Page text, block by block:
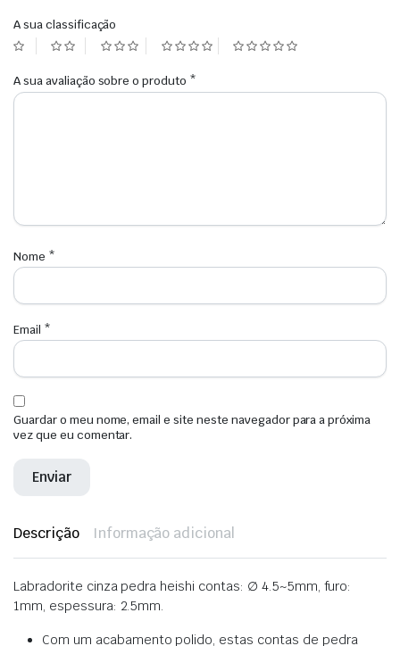
A sua classificação
A sua avaliação sobre o produto *
Nome *
Email *
Guardar o meu nome, email e site neste navegador para a próxima
vez que eu comentar.
Descrição Informação adicional
Labradorite cinza pedra heishi contas: ∅ 4.5~5mm, furo:
1mm, espessura: 2.5mm.
Com um acabamento polido, estas contas de pedra